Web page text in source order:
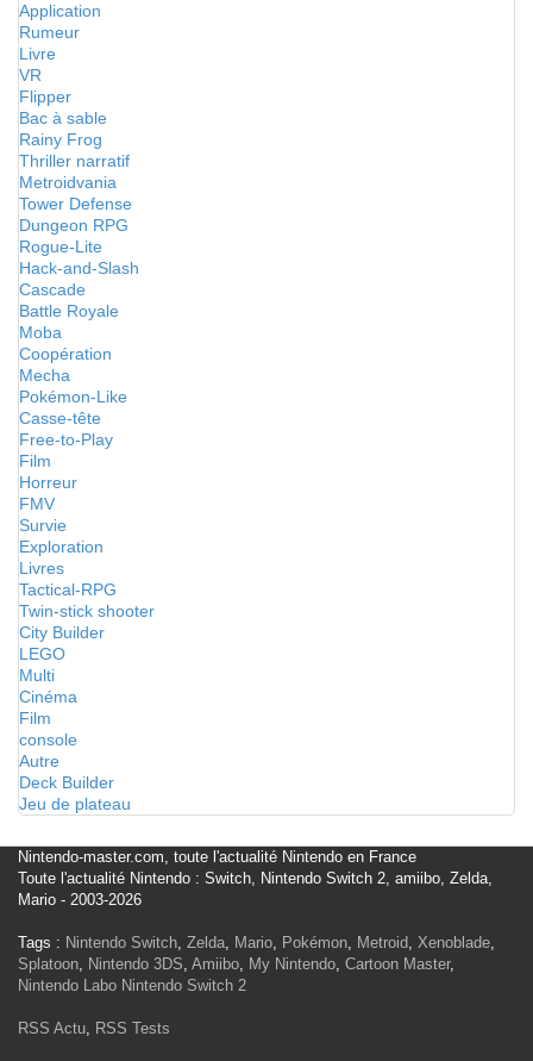
Application
Rumeur
Livre
VR
Flipper
Bac à sable
Rainy Frog
Thriller narratif
Metroidvania
Tower Defense
Dungeon RPG
Rogue-Lite
Hack-and-Slash
Cascade
Battle Royale
Moba
Coopération
Mecha
Pokémon-Like
Casse-tête
Free-to-Play
Film
Horreur
FMV
Survie
Exploration
Livres
Tactical-RPG
Twin-stick shooter
City Builder
LEGO
Multi
Cinéma
Film
console
Autre
Deck Builder
Jeu de plateau
Nintendo-master.com, toute l'actualité Nintendo en France
Toute l'actualité Nintendo : Switch, Nintendo Switch 2, amiibo, Zelda,
Mario - 2003-2026
Tags : Nintendo Switch, Zelda, Mario, Pokémon, Metroid, Xenoblade,
Splatoon, Nintendo 3DS, Amiibo, My Nintendo, Cartoon Master,
Nintendo Labo Nintendo Switch 2
RSS Actu, RSS Tests